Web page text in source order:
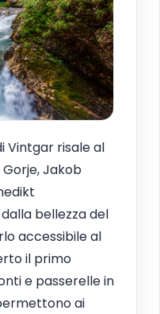
Vintgar risale al
Gorje, Jakob
bellezza del
accessibile al
il primo
e passerelle in
ai